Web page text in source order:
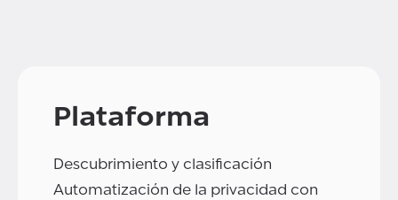
Plataforma
Descubrimiento y clasificación
Automatización de la privacidad con